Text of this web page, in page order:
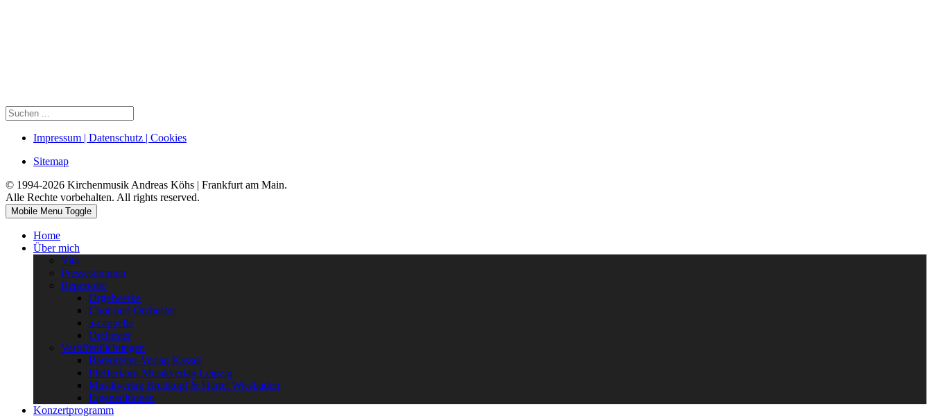
Impressum | Datenschutz | Cookies
Sitemap
© 1994-2026 Kirchenmusik Andreas Köhs | Frankfurt am Main.
Alle Rechte vorbehalten. All rights reserved.
Mobile Menu Toggle
Home
Über mich
Vita
Pressestimmen
Repertoire
Orgelwerke
Chor und Orchester
a-cappella
Orchester
Veröffentlichungen
Bärenreiter-Verlag Kassel
Pfefferkorn Musikverlag Leipzig
Musikverlag Breitkopf & Härtel Wiesbaden
Eigeneditionen
Konzertprogramm